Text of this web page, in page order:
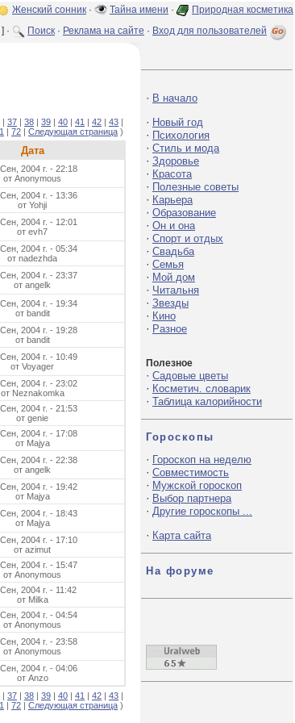
Женский сонник · Тайна имени ·
Природная косметика
] · Поиск · Реклама на сайте · Вход для пользователей
| 37 | 38 | 39 | 40 | 41 | 42 | 43 |
| 72 | Следующая страница )
Дата
2004 г. - 22:18
от Anonymous
2004 г. - 13:36
от Yohji
2004 г. - 12:01
от evh7
2004 г. - 05:34
от nadezhda
2004 г. - 23:37
от angelk
2004 г. - 19:34
от bandit
2004 г. - 19:28
от bandit
2004 г. - 10:49
от Voyager
2004 г. - 23:02
от Neznakomka
2004 г. - 21:53
от genie
2004 г. - 17:08
от Majya
2004 г. - 22:38
от angelk
2004 г. - 19:42
от Majya
2004 г. - 18:43
от Majya
2004 г. - 17:10
от azimut
2004 г. - 15:47
от Anonymous
2004 г. - 11:42
от Milka
2004 г. - 04:54
от Anonymous
2004 г. - 23:58
от Anonymous
2004 г. - 04:06
от Anzo
| 37 | 38 | 39 | 40 | 41 | 42 | 43 |
| 72 | Следующая страница )
· В начало
· Новый год
· Психология
· Стиль и мода
· Здоровье
· Красота
· Полезные советы
· Карьера
· Образование
· Он и она
· Спорт и отдых
· Свадьба
· Семья
· Мой дом
· Читальня
· Звезды
· Кино
· Разное
Полезное
· Садовые цветы
· Косметич. словарик
· Таблица калорийности
Гороскопы
· Гороскоп на неделю
· Совместимость
· Мужской гороскоп
· Выбор партнера
· Другие гороскопы ...
· Карта сайта
На форуме